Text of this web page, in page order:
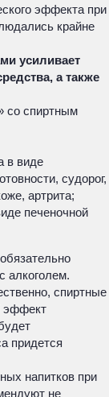
эффекта при
крайне
усиливает
а также
со спиртным
в виде
судорог,
артрита;
печеночной
алкоголем.
спиртные
эффект
придется
напитков при
не